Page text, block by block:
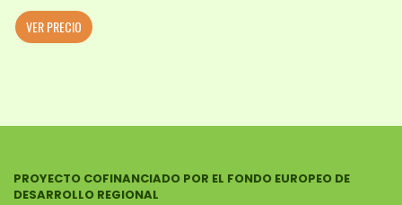
VER PRECIO
PROYECTO COFINANCIADO POR EL FONDO EUROPEO DE
DESARROLLO REGIONAL